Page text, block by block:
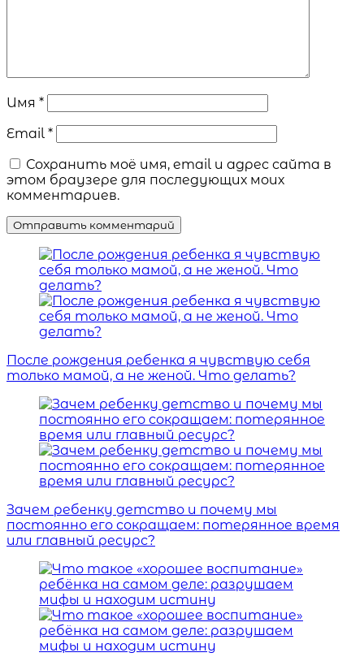
Имя *
Email *
Сохранить моё имя, email и адрес сайта в
этом браузере для последующих моих
комментариев.
После рождения ребенка я чувствую себя
только мамой, а не женой. Что делать?
Зачем ребенку детство и почему мы
постоянно его сокращаем: потерянное время
или главный ресурс?